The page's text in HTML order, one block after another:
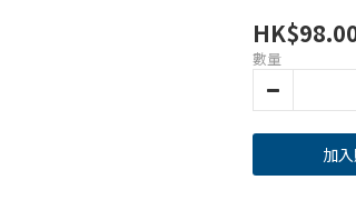
數量
加